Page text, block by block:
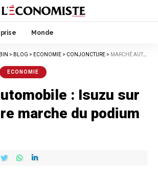
Monde
> BLOG > ECONOMIE > CONJONCTURE > MARCHÉ AUTOMOBILE : ISUZU SUR LA PREMIÈRE MARCHE DU PODIUM EN 2017
ECONOMIE
: Isuzu sur
marche du podium